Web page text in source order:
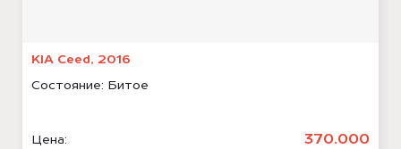
KIA Ceed, 2016
Состояние: Битое
Цена: 370.000